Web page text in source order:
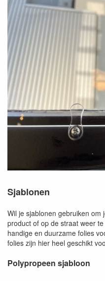
Sjablonen
Wil je sjablonen gebruiken om
product of op de straat weer
handige en duurzame folies
folies zijn hier heel geschikt
Polypropeen sjabloon